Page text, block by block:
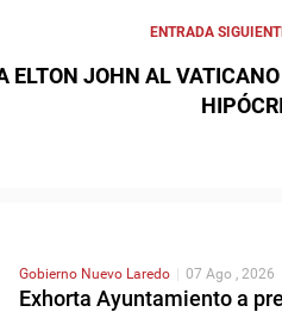
ENTRADA
ELTON JOHN AL VATICANO
Gobierno Nuevo Laredo | 07 Ago , 2026
Exhorta Ayuntamiento a